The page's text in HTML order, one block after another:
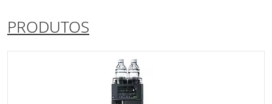
PRODUTOS